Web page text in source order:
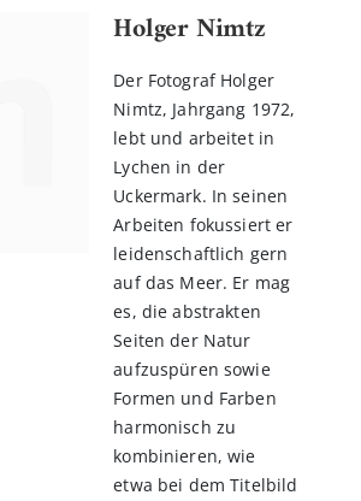
Holger Nimtz
Der Fotograf Holger
Nimtz, Jahrgang 1972,
lebt und arbeitet in
Lychen in der
Uckermark. In seinen
Arbeiten fokussiert er
leidenschaftlich gern
auf das Meer. Er mag
es, die abstrakten
Seiten der Natur
aufzuspüren sowie
Formen und Farben
harmonisch zu
kombinieren, wie
etwa bei dem Titelbild